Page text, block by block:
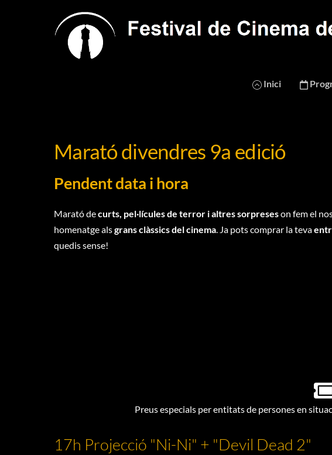
Inici
Marató divendres 9a edició
Pendent data i hora
Marató decurts, pel·lícules de terror i altres sorpreseson fem el
homenatge alsgrans clàssics del cinema. Ja pots comprar la teva
quedis sense!
Preus especials per entitats de persones en
17h Projecció "Ni-Ni" + "Devil Dead 2"